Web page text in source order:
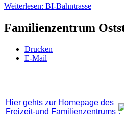
Weiterlesen: BI-Bahntrasse
Familienzentrum
Drucken
E-Mail
Hier gehts zur Homepage des
Freizeit-und Familienzentrums